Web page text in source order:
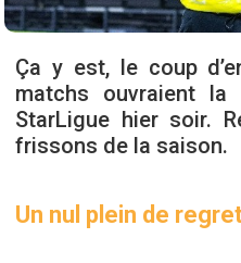
Ça y est, le coup
matchs ouvraient
StarLigue hier soir.
frissons de la saison.
Un nul plein de